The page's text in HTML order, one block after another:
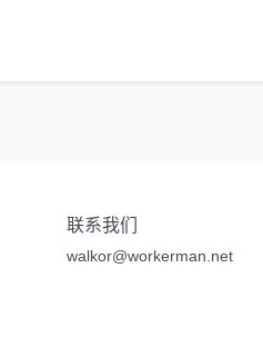
联系我们
walkor@workerman.net